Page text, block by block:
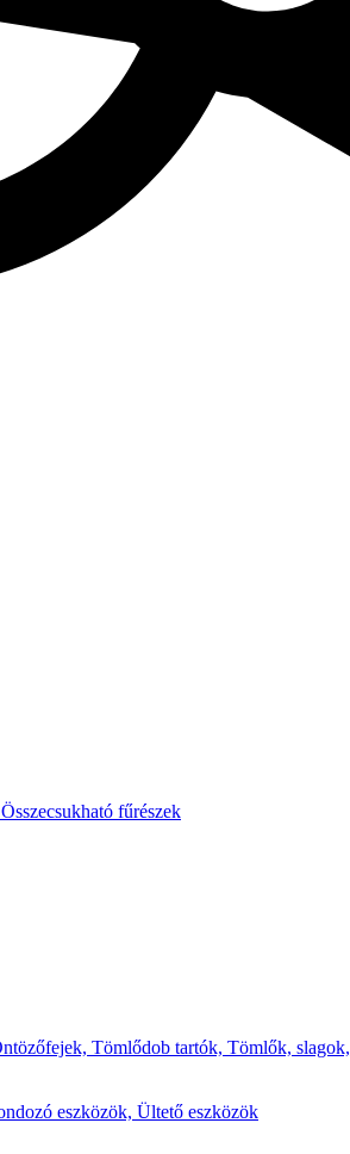
Összecsukható fűrészek
Tömlődob tartók, Tömlők, slagok,
eszközök, Ültető eszközök